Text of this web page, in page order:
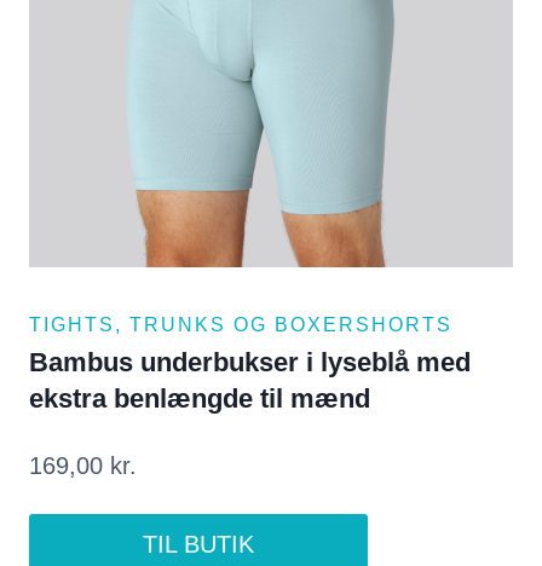
TIGHTS, TRUNKS OG BOXERSHORTS
Bambus underbukser i lyseblå med
ekstra benlængde til mænd
169,00 kr.
TIL BUTIK